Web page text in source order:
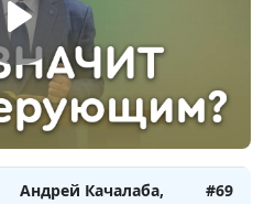
Андрей Качалаба,
священнослужитель
Андрей Качалаба,
священнослужитель
#70
Андрей Качалаба,
#69